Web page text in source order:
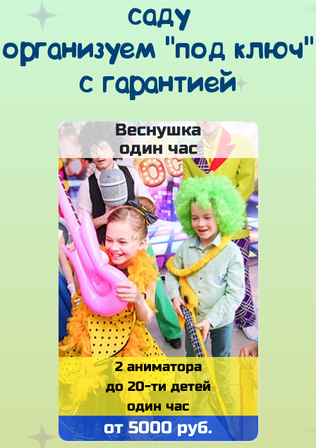
саду
организуем "под ключ"
с гарантией
Веснушка
один час
2 аниматора
до 20-ти детей
один час
от 5000 руб.